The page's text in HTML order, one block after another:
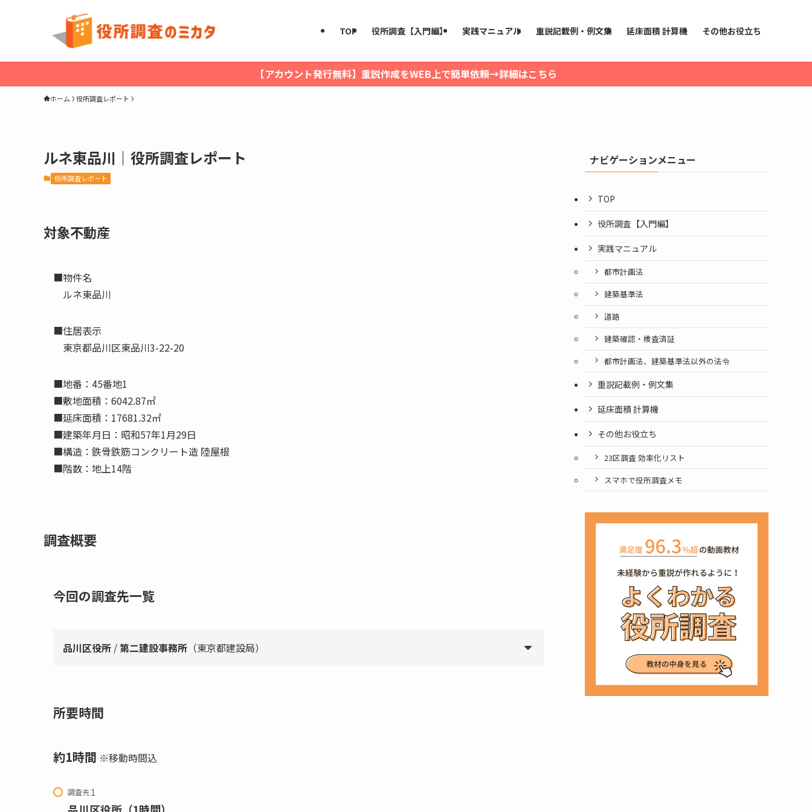
TOP 役所調査【入門編】 実践マニュアル 重説記載例・例文集 延床面積 計算機 その他お役立ち
【アカウント発行無料】重説作成をWEB上で簡単依頼→詳細はこちら
ホーム 役所調査レポート
ルネ東品川｜役所調査レポート
役所調査レポート
対象不動産
■物件名
ルネ東品川
■住居表示
東京都品川区東品川3-22-20
■地番：45番地1
■敷地面積：6042.87㎡
■延床面積：17681.32㎡
■建築年月日：昭和57年1月29日
■構造：鉄骨鉄筋コンクリート造 陸屋根
■階数：地上14階
調査概要
今回の調査先一覧
品川区役所 /第二建設事務所 （東京都建設局）
所要時間
約1時間 ※移動時間込
調査先
ナビゲーションメニュー
TOP
役所調査【入門編】
実践マニュアル
都市計画法
建築基準法
道路
建築確認・検査済証
都市計画法、建築基準法以外の法令
重説記載例・例文集
延床面積 計算機
その他お役立ち
23区調査 効率化リスト
スマホで役所調査メモ